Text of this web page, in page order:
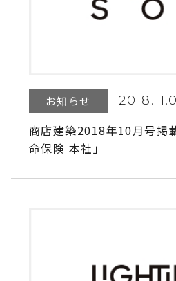
お知らせ
商店建築2018年10月号掲
命保険 本社」